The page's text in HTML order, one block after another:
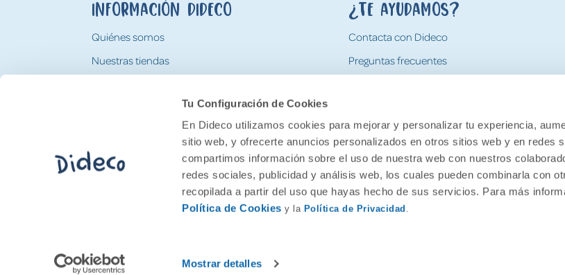
Tu Configuración de Cookies
En Dideco utilizamos cookies para mejorar y personalizar tu experiencia,
sitio web, y ofrecerte anuncios personalizados en otros sitios web y en redes
compartimos información sobre el uso de nuestra web con nuestros
redes sociales, publicidad y análisis web, los cuales pueden combinarla con
recopilada a partir del uso que hayas hecho de sus servicios. Para más
Política de Cookies y la Política de Privacidad .
Mostrar detalles
Información Dideco
Quiénes somos
Nuestras tiendas
Tarjeta Regalo Dideco
¿Te ayudamos?
Contacta con Dideco
Preguntas frecuentes
Devoluciones
2026 Feran. Todos los derechos quedan reservados.